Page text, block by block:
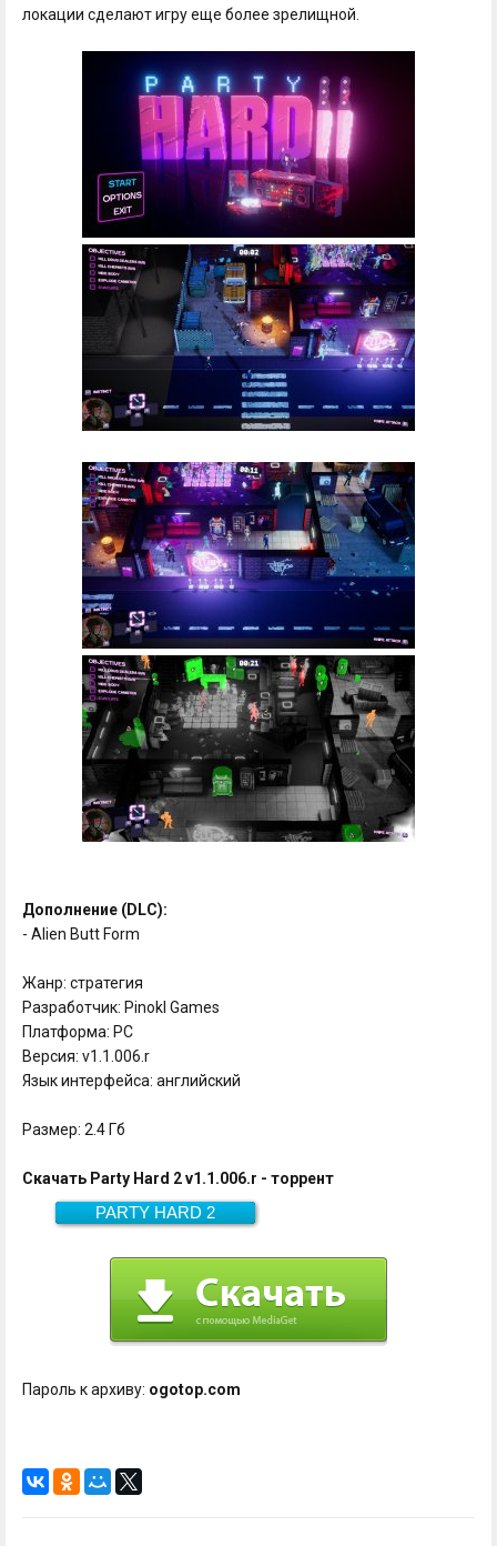
локации сделают игру еще более зрелищной.
Дополнение (DLC):
- Alien Butt Form
Жанр: стратегия
Разработчик: Pinokl Games
Платформа: PC
Версия: v1.1.006.r
Язык интерфейса: английский
Размер: 2.4 Гб
Скачать Party Hard 2 v1.1.006.r - торрент
PARTY HARD 2
2.4 Гб
Скачать
Пароль к архиву: ogotop.com